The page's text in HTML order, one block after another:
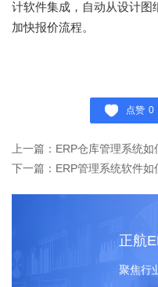
计软件集成，自动从设计图
加快报价流程。
点赞 0
上一篇：ERP仓库管理系统
下一篇：ERP管理系统软件如
正航
聚焦行